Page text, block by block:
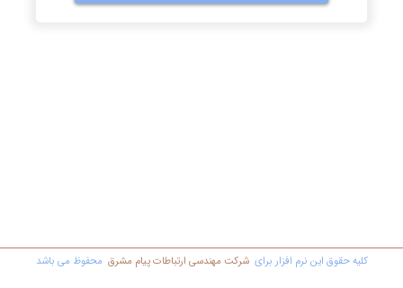
کليه حقوق اين نرم افزار برای شرکت مهندسي ارتباطات پیام مشرق محفوظ مي باشد